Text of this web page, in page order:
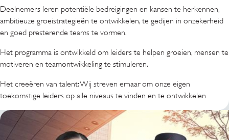
Deelnemers leren potentiële bedreigingen en kansen te herkennen,
ambitieuze groeistrategieën te ontwikkelen, te gedijen in onzekerheid
en goed presterende teams te vormen.
Het programma is ontwikkeld om leiders te helpen groeien, mensen te
motiveren en teamontwikkeling te stimuleren.
Het creeëren van talent: Wij streven ernaar om onze eigen
toekomstige leiders op alle niveaus te vinden en te ontwikkelen